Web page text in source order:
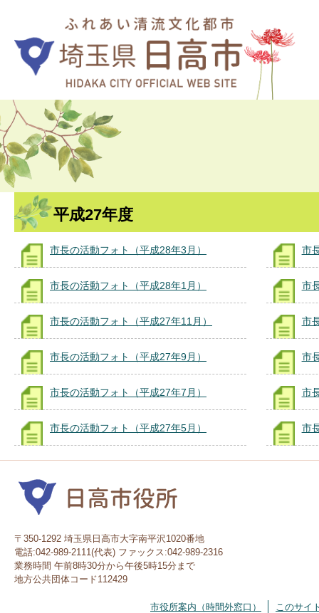
平成27年度
市長の活動フォト（平成28年3月） 市
市長の活動フォト（平成28年1月） 市
市長の活動フォト（平成27年11月） 市
市長の活動フォト（平成27年9月） 市
市長の活動フォト（平成27年7月） 市
市長の活動フォト（平成27年5月） 市
〒350-1292 埼玉県日高市大字南平沢1020番地
電話:042-989-2111(代表) ファックス:042-989-2316
業務時間 午前8時30分から午後5時15分まで
地方公共団体コード112429
市役所案内（時間外窓口）
このサイ